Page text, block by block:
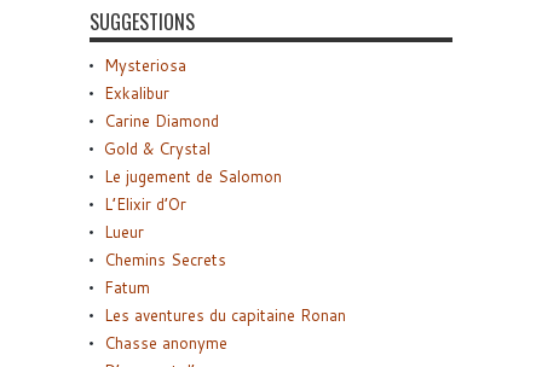
SUGGESTIONS
Mysteriosa
Exkalibur
Carine Diamond
Gold & Crystal
Le jugement de Salomon
L’Elixir d’Or
Lueur
Chemins Secrets
Fatum
Les aventures du capitaine Ronan
Chasse anonyme